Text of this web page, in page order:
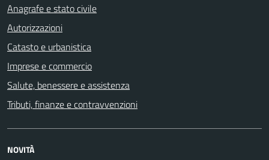
Anagrafe e stato civile
Autorizzazioni
Catasto e urbanistica
Imprese e commercio
Salute, benessere e assistenza
Tributi, finanze e contravvenzioni
NOVITÀ